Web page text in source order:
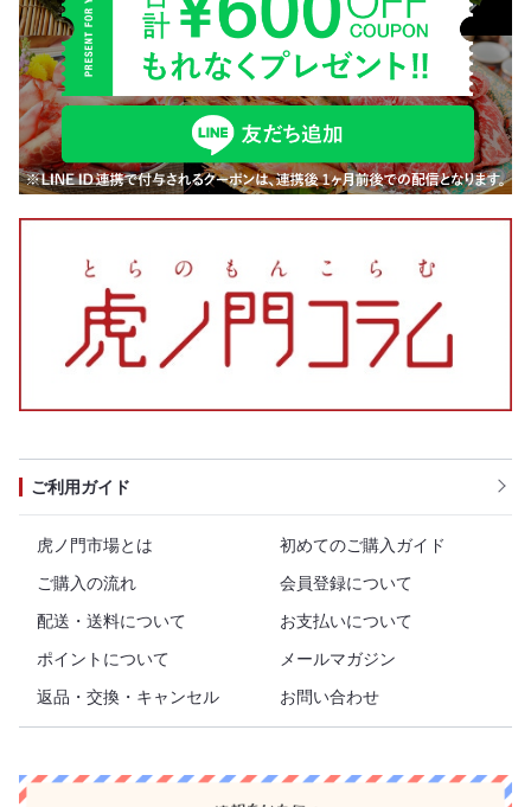
ご利用ガイド
虎ノ門市場とは
初めてのご購入ガイド
ご購入の流れ
会員登録について
配送・送料について
お支払いについて
ポイントについて
メールマガジン
返品・交換・キャンセル
お問い合わせ